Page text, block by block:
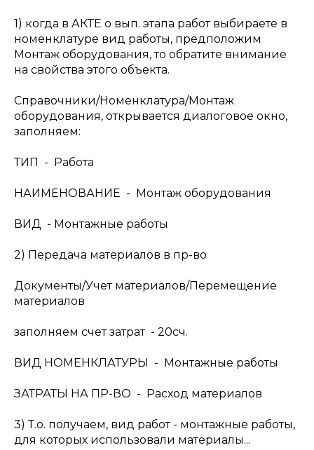
1) когда в АКТЕ о вып. этапа работ выбираете в
номенклатуре вид работы, предположим
Монтаж оборудования, то обратите внимание
на свойства этого объекта.
Справочники/Номенклатура/Монтаж
оборудования, открывается диалоговое окно,
заполняем:
ТИП - Работа
НАИМЕНОВАНИЕ - Монтаж оборудования
ВИД - Монтажные работы
2) Передача материалов в пр-во
Документы/Учет материалов/Перемещение
материалов
заполняем счет затрат - 20сч.
ВИД НОМЕНКЛАТУРЫ - Монтажные работы
ЗАТРАТЫ НА ПР-ВО - Расход материалов
3) Т.о. получаем, вид работ - монтажные работы,
для которых использовали материалы...